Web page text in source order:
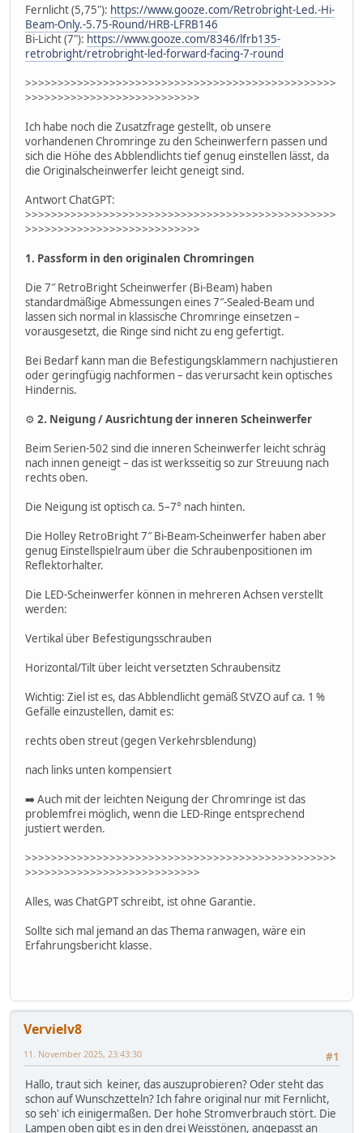
Fernlicht (5,75"): https://www.gooze.com/Retrobright-Led.-Hi-
Beam-Only.-5.75-Round/HRB-LFRB146
Bi-Licht (7"): https://www.gooze.com/8346/lfrb135-
retrobright/retrobright-led-forward-facing-7-round
>>>>>>>>>>>>>>>>>>>>>>>>>>>>>>>>>>>>>>>>>>>>>>>>
>>>>>>>>>>>>>>>>>>>>>>>>>>>
Ich habe noch die Zusatzfrage gestellt, ob unsere
vorhandenen Chromringe zu den Scheinwerfern passen und
sich die Höhe des Abblendlichts tief genug einstellen lässt, da
die Originalscheinwerfer leicht geneigt sind.
Antwort ChatGPT:
>>>>>>>>>>>>>>>>>>>>>>>>>>>>>>>>>>>>>>>>>>>>>>>>
>>>>>>>>>>>>>>>>>>>>>>>>>>>
1. Passform in den originalen Chromringen
Die 7″ RetroBright Scheinwerfer (Bi-Beam) haben
standardmäßige Abmessungen eines 7″-Sealed-Beam und
lassen sich normal in klassische Chromringe einsetzen –
vorausgesetzt, die Ringe sind nicht zu eng gefertigt.
Bei Bedarf kann man die Befestigungsklammern nachjustieren
oder geringfügig nachformen – das verursacht kein optisches
Hindernis.
⚙️ 2. Neigung / Ausrichtung der inneren Scheinwerfer
Beim Serien-502 sind die inneren Scheinwerfer leicht schräg
nach innen geneigt – das ist werksseitig so zur Streuung nach
rechts oben.
Die Neigung ist optisch ca. 5–7° nach hinten.
Die Holley RetroBright 7″ Bi-Beam-Scheinwerfer haben aber
genug Einstellspielraum über die Schraubenpositionen im
Reflektorhalter.
Die LED-Scheinwerfer können in mehreren Achsen verstellt
werden:
Vertikal über Befestigungsschrauben
Horizontal/Tilt über leicht versetzten Schraubensitz
Wichtig: Ziel ist es, das Abblendlicht gemäß StVZO auf ca. 1 %
Gefälle einzustellen, damit es:
rechts oben streut (gegen Verkehrsblendung)
nach links unten kompensiert
➡️ Auch mit der leichten Neigung der Chromringe ist das
problemfrei möglich, wenn die LED-Ringe entsprechend
justiert werden.
>>>>>>>>>>>>>>>>>>>>>>>>>>>>>>>>>>>>>>>>>>>>>>>>
>>>>>>>>>>>>>>>>>>>>>>>>>>>
Alles, was ChatGPT schreibt, ist ohne Garantie.
Sollte sich mal jemand an das Thema ranwagen, wäre ein
Erfahrungsbericht klasse.
Vervielv8
#1
11. November 2025, 23:43:30
Hallo, traut sich keiner, das auszuprobieren? Oder steht das
schon auf Wunschzetteln? Ich fahre original nur mit Fernlicht,
so seh' ich einigermaßen. Der hohe Stromverbrauch stört. Die
Lampen oben gibt es in den drei Weisstönen, angepasst an